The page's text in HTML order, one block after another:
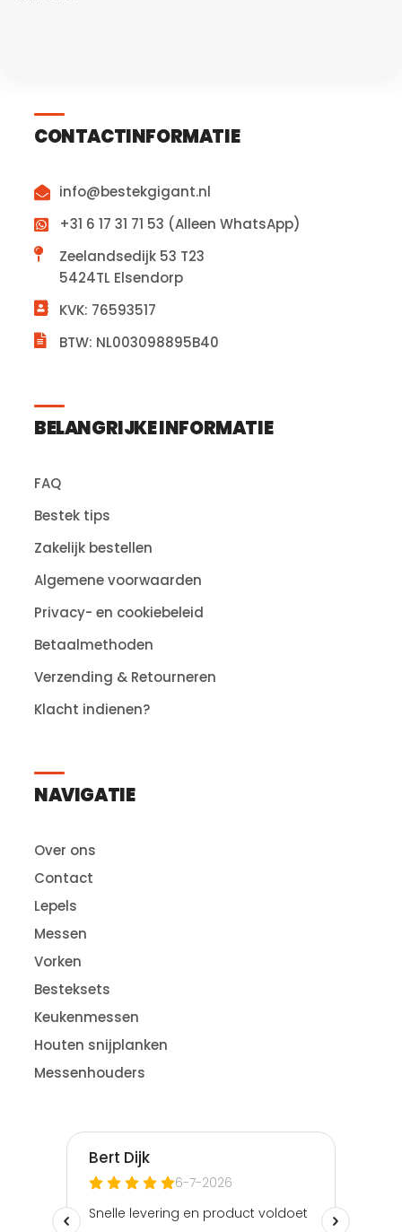
CONTACTINFORMATIE
info@bestekgigant.nl
+31 6 17 31 71 53 (Alleen WhatsApp)
Zeelandsedijk 53 T23
5424TL Elsendorp
KVK: 76593517
BTW: NL003098895B40
BELANGRIJKE INFORMATIE
FAQ
Bestek tips
Zakelijk bestellen
Algemene voorwaarden
Privacy- en cookiebeleid
Betaalmethoden
Verzending & Retourneren
Klacht indienen?
NAVIGATIE
Over ons
Contact
Lepels
Messen
Vorken
Besteksets
Keukenmessen
Houten snijplanken
Messenhouders